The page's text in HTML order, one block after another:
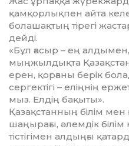
қамқор­лық­пен айта
болашақтың тірегі
дейді.
«Бұл ғасыр – ең
мың­жылдықта
ерен, қор­ғаны берік
сергектігі – еліңнің
мыз. Елдің бақыты».
Қазақстанның білім
шаңырағы, әлем­дік білім
тістігімен алдыңғы